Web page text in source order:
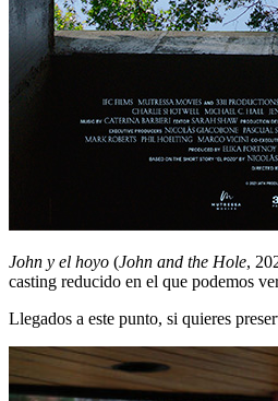
John y el hoyo (John and the Hole,
casting reducido en el que podemos
Llegados a este punto, si quieres